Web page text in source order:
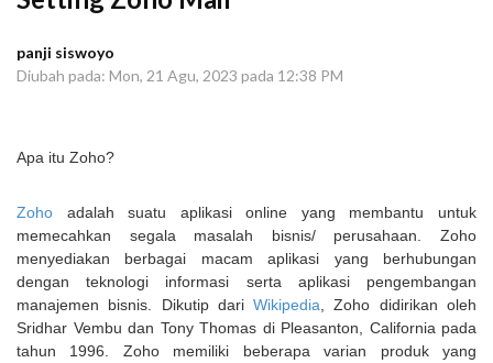
panji siswoyo
Diubah pada: Mon, 21 Agu, 2023 pada 12:38 PM
Apa itu Zoho?
Zoho adalah suatu aplikasi online yang membantu untuk
memecahkan segala masalah bisnis/ perusahaan. Zoho
menyediakan berbagai macam aplikasi yang berhubungan
dengan teknologi informasi serta aplikasi pengembangan
manajemen bisnis. Dikutip dariWikipedia , Zoho didirikan oleh
Sridhar Vembu dan Tony Thomas di Pleasanton, California pada
tahun 1996. Zoho memiliki beberapa varian produk yang